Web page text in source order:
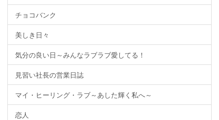
チョコバンク
美しき日々
気分の良い日～みんなラブラブ愛してる！
見習い社長の営業日誌
マイ・ヒーリング・ラブ～あした輝く私へ～
恋人